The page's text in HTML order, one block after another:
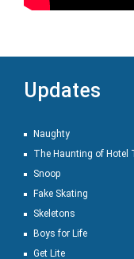
Updates
Naughty
The Haunting of Hotel
Snoop
Fake Skating
Skeletons
Boys for Life
Get Lite